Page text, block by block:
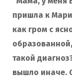
пришла к
как гром с
такой
вышло иначе.